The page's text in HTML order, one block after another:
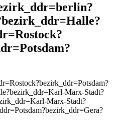
Marx-Stadt?
Marx-Stadt?